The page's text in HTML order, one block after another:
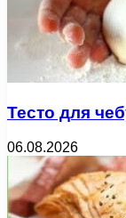
Тесто для
06.08.2026